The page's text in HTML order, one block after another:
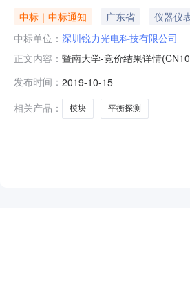
中标｜中标通知 广东省
仪器仪
中标单位： 深圳锐力光电科技有限公司
正文内容： 暨南大学-竞价结果详情
锐力光电科技有限公司平衡
发布时间： 2019-10-15
相关产品：
模块 平衡探测